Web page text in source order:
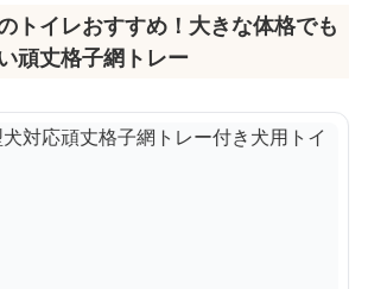
トイレおすすめ！大きな体格でも
頑丈格子網トレー